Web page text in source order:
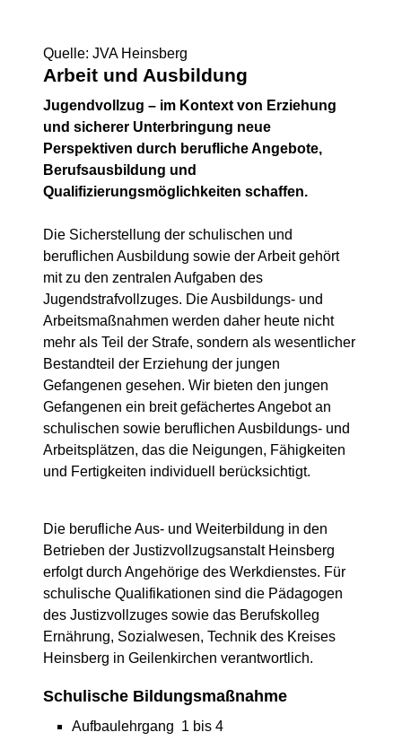
Quelle: JVA Heinsberg
Arbeit und Ausbildung
Jugendvollzug – im Kontext von Erziehung
und sicherer Unterbringung neue
Perspektiven durch berufliche Angebote,
Berufsausbildung und
Qualifizierungsmöglichkeiten schaffen.
Die Sicherstellung der schulischen und
beruflichen Ausbildung sowie der Arbeit gehört
mit zu den zentralen Aufgaben des
Jugendstrafvollzuges. Die Ausbildungs- und
Arbeitsmaßnahmen werden daher heute nicht
mehr als Teil der Strafe, sondern als wesentlicher
Bestandteil der Erziehung der jungen
Gefangenen gesehen. Wir bieten den jungen
Gefangenen ein breit gefächertes Angebot an
schulischen sowie beruflichen Ausbildungs- und
Arbeitsplätzen, das die Neigungen, Fähigkeiten
und Fertigkeiten individuell berücksichtigt.
Die berufliche Aus- und Weiterbildung in den
Betrieben der Justizvollzugsanstalt Heinsberg
erfolgt durch Angehörige des Werkdienstes. Für
schulische Qualifikationen sind die Pädagogen
des Justizvollzuges sowie das Berufskolleg
Ernährung, Sozialwesen, Technik des Kreises
Heinsberg in Geilenkirchen verantwortlich.
Schulische Bildungsmaßnahme
Aufbaulehrgang 1 bis 4